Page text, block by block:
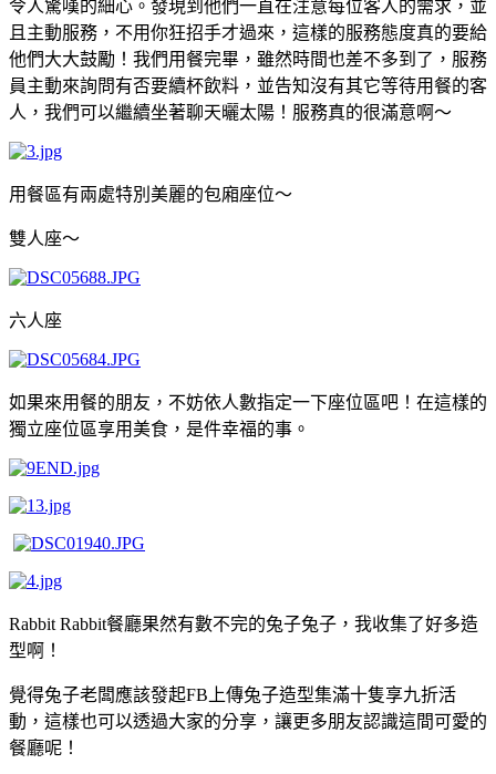
令人驚嘆的細心。發現到他們一直在注意每位客人的需求，並
且主動服務，不用你狂招手才過來，這樣的服務態度真的要給
他們大大鼓勵！我們用餐完畢，雖然時間也差不多到了，服務
員主動來詢問有否要續杯飲料，並告知沒有其它等待用餐的客
人，我們可以繼續坐著聊天曬太陽！服務真的很滿意啊～
用餐區有兩處特別美麗的包廂座位～
雙人座～
六人座
如果來用餐的朋友，不妨依人數指定一下座位區吧！在這樣的
獨立座位區享用美食，是件幸福的事。
Rabbit Rabbit餐廳果然有數不完的兔子兔子，我收集了好多造
型啊！
覺得兔子老闆應該發起FB 上傳兔子造型集滿十隻享九折活
動，這樣也可以透過大家的分享，讓更多朋友認識這間可愛的
餐廳呢！